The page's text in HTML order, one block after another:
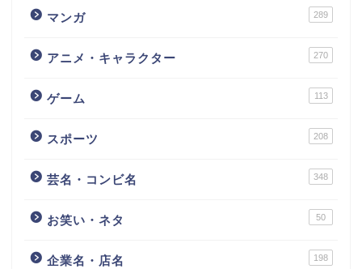
マンガ 289
アニメ・キャラクター 270
ゲーム 113
スポーツ 208
芸名・コンビ名 348
お笑い・ネタ 50
企業名・店名 198